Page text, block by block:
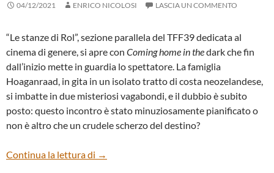
04/12/2021 ENRICO NICOLOSI LASCIA UN COMMENTO
“Le stanze di Rol”, sezione parallela del TFF39 dedicata al
cinema di genere, si apre con Coming home in thedark che fin
dall’inizio mette in guardia lo spettatore. La famiglia
Hoaganraad, in gita in un isolato tratto di costa neozelandese,
si imbatte in due misteriosi vagabondi, e il dubbio è subito
posto: questo incontro è stato minuziosamente pianificato o
non è altro che un crudele scherzo del destino?
Continua la lettura di COMING HOME IN THE DARK DI
→